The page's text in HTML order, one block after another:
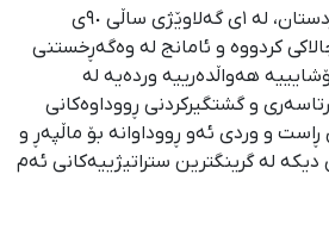
ئاژانسی هەواڵدەریی کوردستان، لە ١ی گەلاوێژی ساڵی ٩٠ی
کردووە و ئامانج لە وەگەڕخستنی
هەواڵدەرییە وردەیە لە
و گشتگیركردنی ڕووداوەكانی
و وردی ئەو ڕووداوانە بۆ ماڵپەڕ و
دیكە لە گرینگترین ستراتیژییەكانی ئەم